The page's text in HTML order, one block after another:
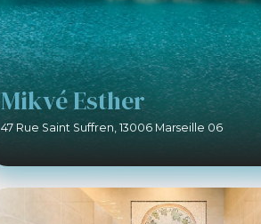
Mikvé Esther
47 Rue Saint Suffren, 13006 Marseille 06